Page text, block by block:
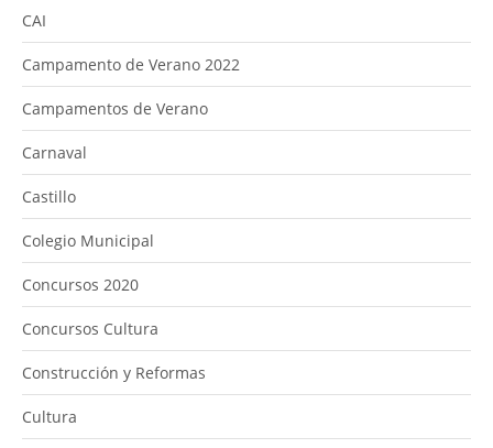
CAI
Campamento de Verano 2022
Campamentos de Verano
Carnaval
Castillo
Colegio Municipal
Concursos 2020
Concursos Cultura
Construcción y Reformas
Cultura